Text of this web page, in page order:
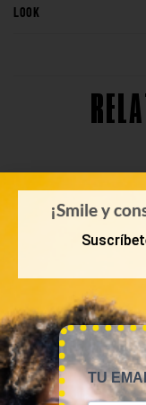
LOOK
¡Smile y
TU